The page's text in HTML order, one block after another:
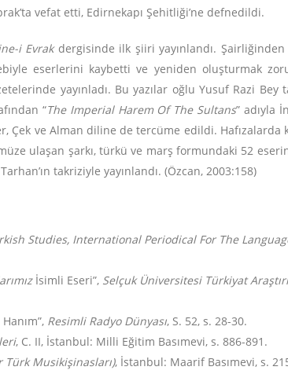
vefat etti, Edirnekapı Şehitliği’ne defnedildi.
i Evrakdergisinde ilk şiiri yayınlandı. Şairliğinden
eserlerini kaybetti ve yeniden oluşturmak
yayınladı. Bu yazılar oğlu Yusuf Razi Bey
“The Imperial Harem Of The Sultans” adıyla
Çek ve Alman diline de tercüme edildi. Hafızalarda
ulaşan şarkı, türkü ve marş formundaki 52
takriziyle yayınlandı. (Özcan, 2003:158)
Studies, International Periodical For The
İsimli Eseri”, Selçuk Üniversitesi Türkiyat
Resimli Radyo Dünyası, S. 52, s. 28-30.
, C. II, İstanbul: Milli Eğitim Basımevi, s. 886-891.
Türk Musikişinasları), İstanbul: Maarif Basımevi, s.